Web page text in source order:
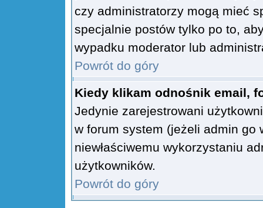
czy administratorzy mogą mieć
specjalnie postów tylko po to,
wypadku moderator lub
Powrót do góry
Kiedy klikam odnośnik email,
Jedynie zarejestrowani
w forum system (jeżeli admin go
niewłaściwemu wykorzystaniu
użytkowników.
Powrót do góry